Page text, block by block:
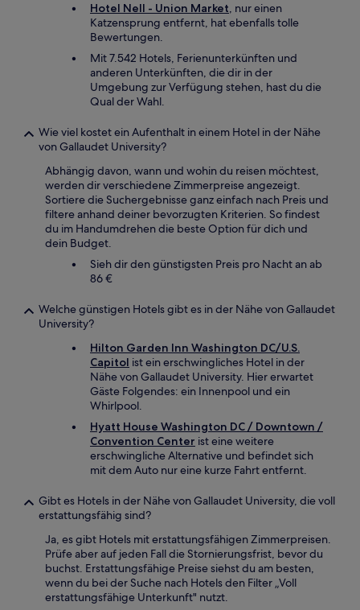
Hotel Nell - Union Market, nur einen
Katzensprung entfernt, hat ebenfalls tolle
Bewertungen.
Mit 7.542 Hotels, Ferienunterkünften und
anderen Unterkünften, die dir in der
Umgebung zur Verfügung stehen, hast du die
Qual der Wahl.
Wie viel kostet ein Aufenthalt in einem Hotel in der Nähe
von Gallaudet University?
Abhängig davon, wann und wohin du reisen möchtest,
werden dir verschiedene Zimmerpreise angezeigt.
Sortiere die Suchergebnisse ganz einfach nach Preis und
filtere anhand deiner bevorzugten Kriterien. So findest
du im Handumdrehen die beste Option für dich und
dein Budget.
Sieh dir den günstigsten Preis pro Nacht an ab
86 €
Welche günstigen Hotels gibt es in der Nähe von Gallaudet
University?
Hilton Garden Inn Washington DC/U.S.
Capitol ist ein erschwingliches Hotel in der
Nähe von Gallaudet University. Hier erwartet
Gäste Folgendes: ein Innenpool und ein
Whirlpool.
Hyatt House Washington DC / Downtown /
Convention Center ist eine weitere
erschwingliche Alternative und befindet sich
mit dem Auto nur eine kurze Fahrt entfernt.
Gibt es Hotels in der Nähe von Gallaudet University, die voll
erstattungsfähig sind?
Ja, es gibt Hotels mit erstattungsfähigen Zimmerpreisen.
Prüfe aber auf jeden Fall die Stornierungsfrist, bevor du
buchst. Erstattungsfähige Preise siehst du am besten,
wenn du bei der Suche nach Hotels den Filter „Voll
erstattungsfähige Unterkunft" nutzt.